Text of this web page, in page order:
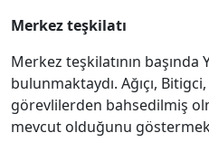
Merkez teşkilatı
Merkez teşkilatının başında
bulunmaktaydı. Ağıçı,
görevlilerden bahsedilmiş
mevcut olduğunu